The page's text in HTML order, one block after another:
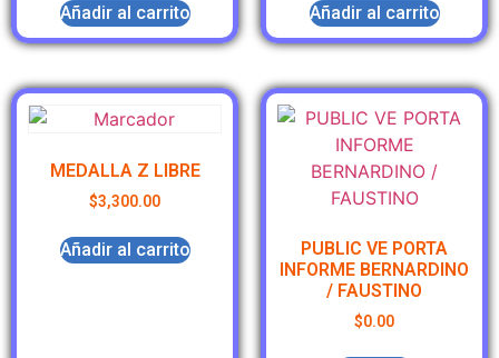
Añadir al carrito Añadir al carrito
MEDALLA Z LIBRE
$3,300.00
Añadir al carrito
PUBLIC VE PORTA
INFORME BERNARDINO
/ FAUSTINO
$0.00